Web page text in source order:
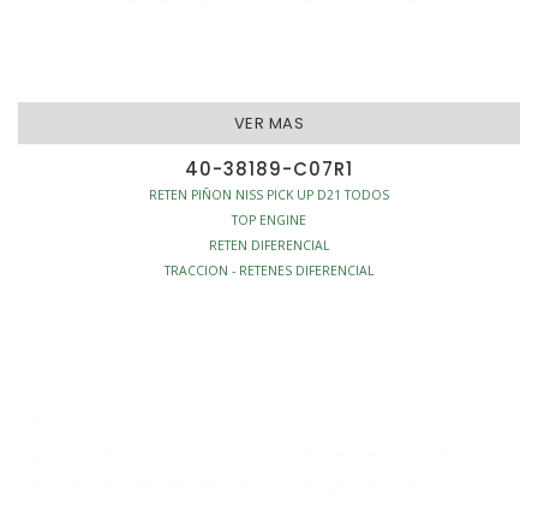
VER MAS
40-38189-C07R1
RETEN PIÑON NISS PICK UP D21 TODOS
TOP ENGINE
RETEN DIFERENCIAL
TRACCION - RETENES DIFERENCIAL